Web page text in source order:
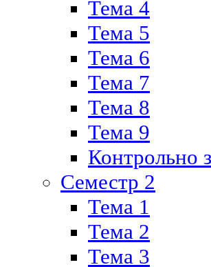
Тема 4
Тема 5
Тема 6
Тема 7
Тема 8
Тема 9
Контрольно
Семестр 2
Тема 1
Тема 2
Тема 3